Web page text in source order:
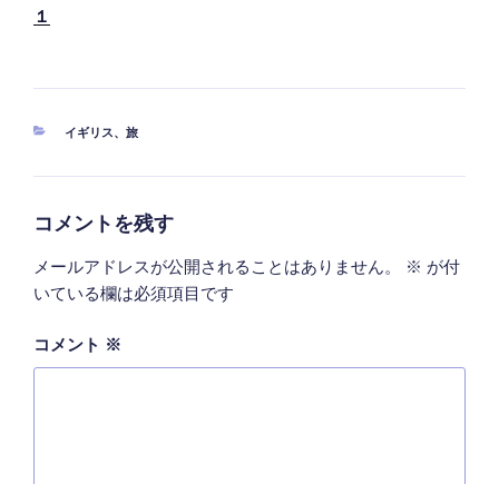
１
カ
イギリス、 旅
コメントを残す
メールアドレスが公開されることはありません。 ※ が付
いている欄は必須項目です
コメント ※